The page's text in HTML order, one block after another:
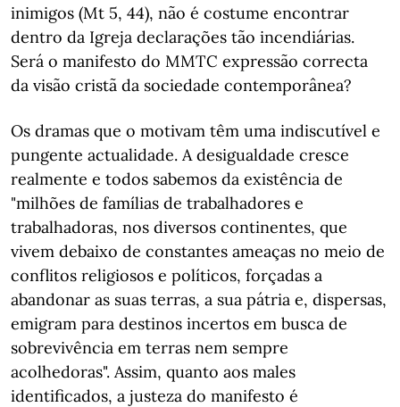
inimigos (Mt 5, 44), não é costume encontrar
dentro da Igreja declarações tão incendiárias.
Será o manifesto do MMTC expressão correcta
da visão cristã da sociedade contemporânea?
Os dramas que o motivam têm uma indiscutível e
pungente actualidade. A desigualdade cresce
realmente e todos sabemos da existência de
"milhões de famílias de trabalhadores e
trabalhadoras, nos diversos continentes, que
vivem debaixo de constantes ameaças no meio de
conflitos religiosos e políticos, forçadas a
abandonar as suas terras, a sua pátria e, dispersas,
emigram para destinos incertos em busca de
sobrevivência em terras nem sempre
acolhedoras". Assim, quanto aos males
identificados, a justeza do manifesto é